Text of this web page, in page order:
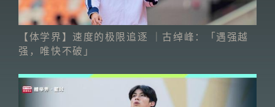
【体学界】速度的极限追逐 ｜古绰峰：「遇强越
强，唯快不破」